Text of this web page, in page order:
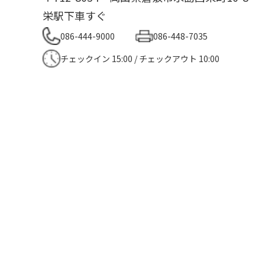
栄駅下車すぐ
086-444-9000
086-448-7035
チェックイン 15:00 / チェックアウト 10:00